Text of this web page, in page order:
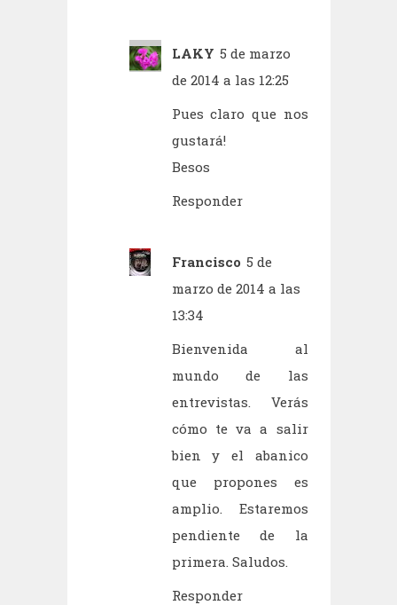
LAKY 5 de marzo
de 2014 a las 12:25
Pues claro que nos
gustará!
Besos
Responder
Francisco 5 de
marzo de 2014 a las
13:34
Bienvenida al
mundo de las
entrevistas. Verás
cómo te va a salir
bien y el abanico
que propones es
amplio. Estaremos
pendiente de la
primera. Saludos.
Responder